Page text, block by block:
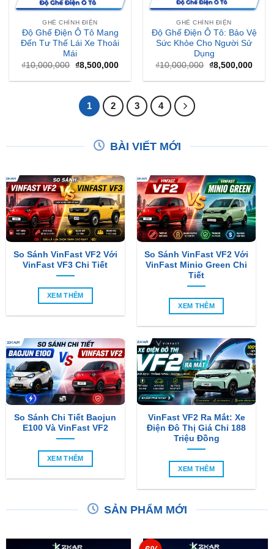
GHẾ CHỈNH ĐIỆN
Độ Ghế Điện Ô Tô Mang
Đến Tư Thế Lái Xe Thoải
Mái
₫10,000,000 Giá
là:
₫8,500,000Giá
tại
₫8,500,000.
GHẾ CHỈNH ĐIỆN
Độ Ghế Điện Ô Tô: Bảo Vệ
Sức Khỏe Cho Người Sử
Dụng
₫10,000,000 Giá
là:
₫8,500,000Giá
tại
1 2 3 4
BÀI VIẾT MỚI
So Sánh VinFast VF2 Với
VinFast VF3 Chi Tiết
XEM THÊM
So Sánh VinFast VF2 Với
VinFast Minio Green Chi
Tiết
XEM THÊM
So Sánh Chi Tiết Baojun
E100 Và VinFast VF2
XEM THÊM
VinFast VF2 Ra Mắt: Xe
Điện Đô Thị Giá Chỉ 188
Triệu Đồng
XEM THÊM
SẢN PHẨM MỚI